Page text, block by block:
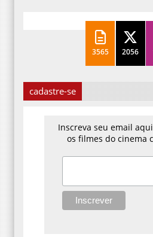
3565 2056
cadastre-se
Inscreva seu email
os filmes do cinema